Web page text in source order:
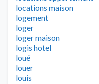
locations maison
logement
loger
loger maison
logis hotel
loué
louer
louis